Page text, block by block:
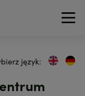
język: